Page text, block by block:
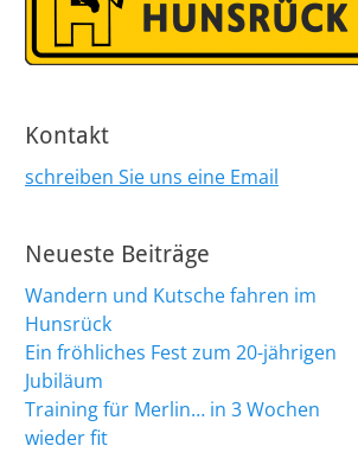
Kontakt
schreiben Sie uns eine Email
Neueste Beiträge
Wandern und Kutsche fahren im
Hunsrück
Ein fröhliches Fest zum 20-jährigen
Jubiläum
Training für Merlin… in 3 Wochen
wieder fit